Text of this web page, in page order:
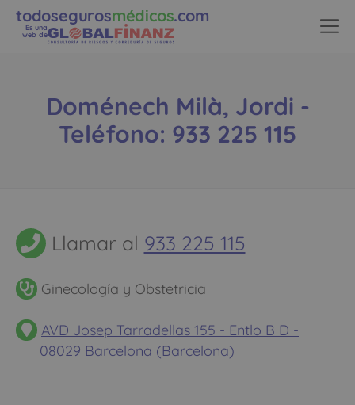
todosegurosmédicos.com
Es una
web de
Doménech Milà, Jordi -
Teléfono: 933 225 115
Llamar al 933 225 115
Ginecología y Obstetricia
AVD Josep Tarradellas 155 - Entlo B D -
08029 Barcelona (Barcelona)